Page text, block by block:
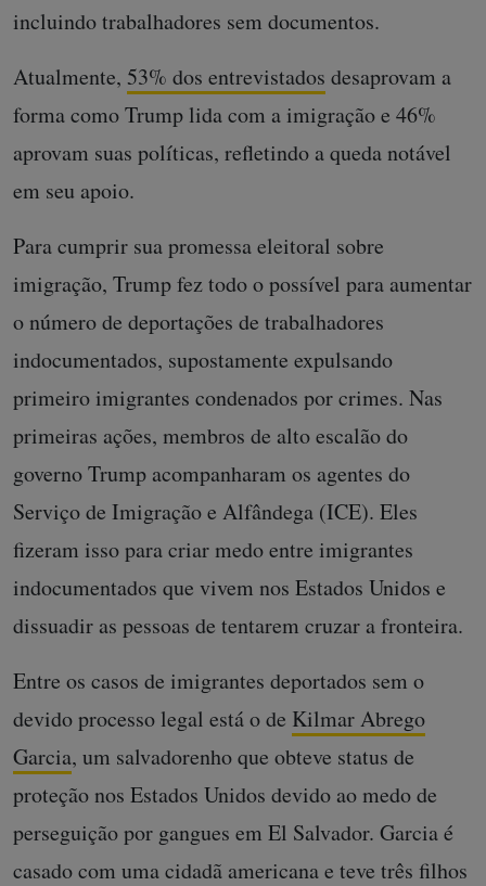
incluindo trabalhadores sem documentos.
Atualmente, 53% dos entrevistados desaprovam a
forma como Trump lida com a imigração e 46%
aprovam suas políticas, refletindo a queda notável
em seu apoio.
Para cumprir sua promessa eleitoral sobre
imigração, Trump fez todo o possível para aumentar
o número de deportações de trabalhadores
indocumentados, supostamente expulsando
primeiro imigrantes condenados por crimes. Nas
primeiras ações, membros de alto escalão do
governo Trump acompanharam os agentes do
Serviço de Imigração e Alfândega (ICE). Eles
fizeram isso para criar medo entre imigrantes
indocumentados que vivem nos Estados Unidos e
dissuadir as pessoas de tentarem cruzar a fronteira.
Entre os casos de imigrantes deportados sem o
devido processo legal está o de Kilmar Abrego
Garcia, um salvadorenho que obteve status de
proteção nos Estados Unidos devido ao medo de
perseguição por gangues em El Salvador. Garcia é
casado com uma cidadã americana e teve três filhos